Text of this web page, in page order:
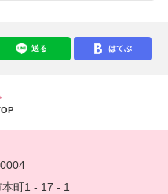
送る はてぶ
町1 - 17 - 1